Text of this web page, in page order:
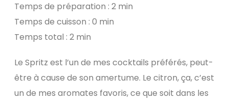
Temps de préparation : 2 min
Temps de cuisson : 0 min
Temps total : 2 min
Le Spritz est l’un de mes cocktails préférés, peut-
être à cause de son amertume. Le citron, ça, c’est
un de mes aromates favoris, ce que soit dans les